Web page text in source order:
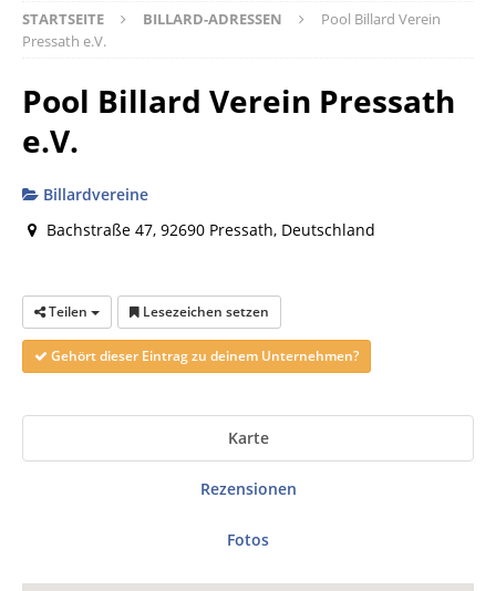
STARTSEITE BILLARD-ADRESSEN
Pool Billard Verein
Pressath e.V.
Pool Billard Verein Pressath
e.V.
Billardvereine
Bachstraße 47, 92690 Pressath, Deutschland
Teilen Lesezeichen setzen
Gehört dieser Eintrag zu deinem Unternehmen?
Karte
Rezensionen
Fotos